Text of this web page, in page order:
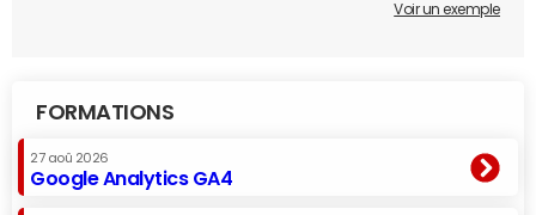
Voir un exemple
FORMATIONS
27 aoû 2026
Google Analytics GA4